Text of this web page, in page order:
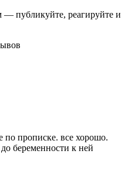
— публикуйте, реагируйте и
прописке. все хорошо.
до беременности к ней